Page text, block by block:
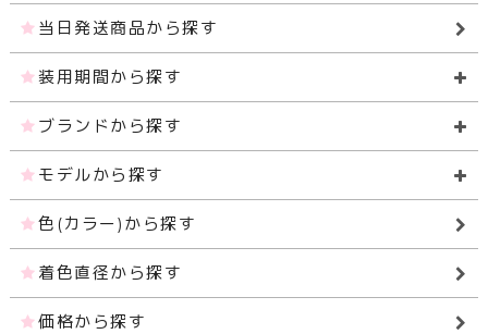
当日発送商品から探す
装用期間から探す
ブランドから探す
モデルから探す
色(カラー)から探す
着色直径から探す
価格から探す